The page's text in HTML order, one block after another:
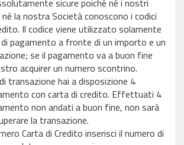
sicure poiché né i nostri
la nostra Società conoscono i codici
Il codice viene utilizzato solamente
pagamento a fronte di un importo e un
se il pagamento va a buon fine
acquirer un numero scontrino.
transazione hai a disposizione 4
con carta di credito. Effettuati 4
non andati a buon fine, non sarà
la transazione.
Carta di Credito inserisci il numero di